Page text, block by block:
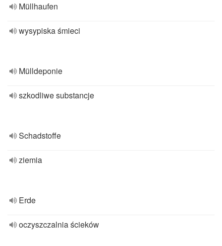
Müllhaufen
wysypiska śmieci
Mülldeponie
szkodliwe substancje
Schadstoffe
ziemia
Erde
oczyszczalnia ścieków